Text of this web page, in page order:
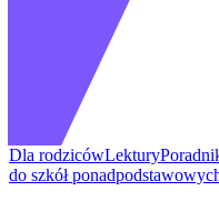
Dla rodzicówLektury
do szkół